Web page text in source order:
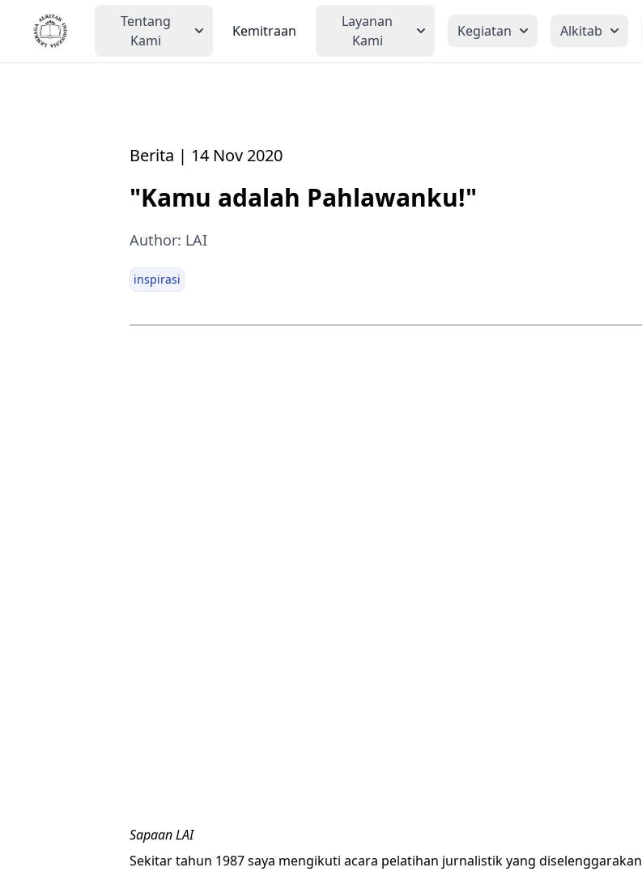
Tentang
Kami
Kemitraan
Layanan
Kami
Kegiatan Alkitab
Berita | 14 Nov 2020
"Kamu adalah Pahlawanku!"
Author: LAI
inspirasi
Sapaan LAI
Sekitar tahun 1987 saya mengikuti acara pelatihan jurnalistik yang diselenggarakan